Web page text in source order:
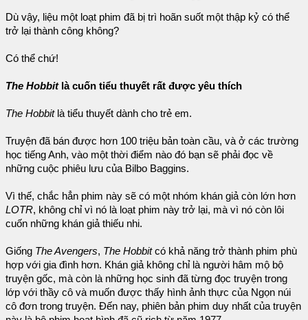
Dù vậy, liệu một loạt phim đã bị trì hoãn suốt một thập kỷ có thể
trở lại thành công không?
Có thể chứ!
The Hobbit là cuốn tiểu thuyết rất được yêu thích
The Hobbit là tiểu thuyết dành cho trẻ em.
Truyện đã bán được hơn 100 triệu bản toàn cầu, và ở các trường
học tiếng Anh, vào một thời điểm nào đó bạn sẽ phải đọc về
những cuộc phiêu lưu của Bilbo Baggins.
Vì thế, chắc hẳn phim này sẽ có một nhóm khán giả còn lớn hơn
LOTR, không chỉ vì nó là loạt phim này trở lại, mà vì nó còn lôi
cuốn những khán giả thiếu nhi.
Giống The Avengers, The Hobbitcó khả năng trở thành phim phù
hợp với gia đình hơn. Khán giả không chỉ là người hâm mộ bộ
truyện gốc, mà còn là những học sinh đã từng đọc truyện trong
lớp với thầy cô và muốn được thấy hình ảnh thực của Ngọn núi
cô đơn trong truyện. Đến nay, phiên bản phim duy nhất của truyện